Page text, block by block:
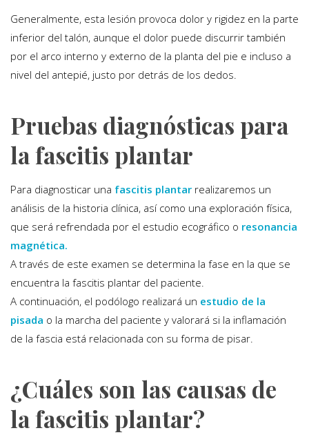
Generalmente, esta lesión provoca dolor y rigidez en la parte
inferior del talón, aunque el dolor puede discurrir también
por el arco interno y externo de la planta del pie e incluso a
nivel del antepié, justo por detrás de los dedos.
Pruebas diagnósticas para
la fascitis plantar
Para diagnosticar una fascitis plantar realizaremos un
análisis de la historia clínica, así como una exploración física,
que será refrendada por el estudio ecográfico o resonancia
magnética.
A través de este examen se determina la fase en la que se
encuentra la fascitis plantar del paciente.
A continuación, el podólogo realizará un estudio de la
pisada o la marcha del paciente y valorará si la inflamación
de la fascia está relacionada con su forma de pisar.
¿Cuáles son las causas de
la fascitis plantar?